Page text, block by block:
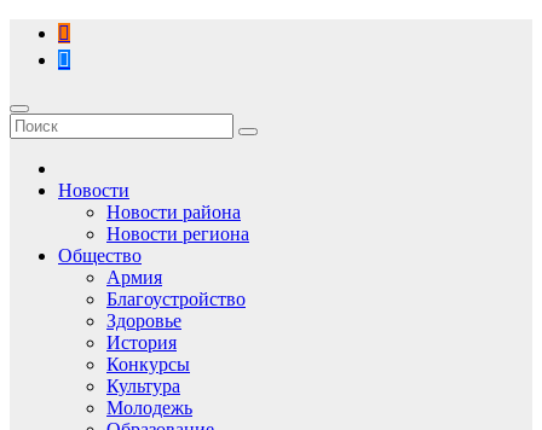
Перейти
содержимому
Новости
Новости района
Новости региона
Общество
Армия
Благоустройство
Здоровье
История
Конкурсы
Культура
Молодежь